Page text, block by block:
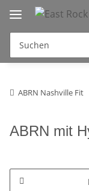
ABRN Nashville Fit
ABRN mit